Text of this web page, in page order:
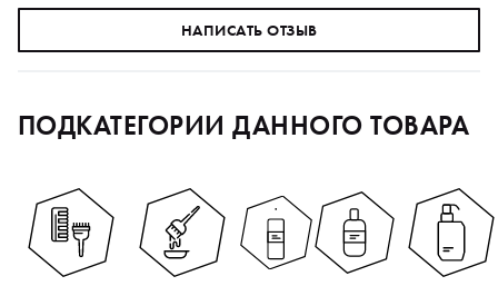
НАПИСАТЬ ОТЗЫВ
ПОДКАТЕГОРИИ ДАННОГО ТОВАРА